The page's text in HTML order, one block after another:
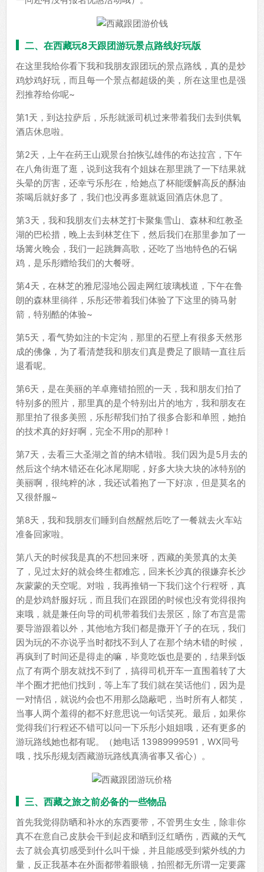
二、在西藏玩8天跟团游玩景点路线好玩版
在这里我给你看下我和我朋友跟团玩的景点路线，真的是炒
鸡炒鸡好玩，而且每一个景点都超级的美，所在这里也是强
烈推荐给你呢~
第1天，到达拉萨后，乐彤就派司机过来带着我们去到供氧
酒店休息啦。
第2天，上午在药王山观景台拍恢弘雄伟的布达拉宫，下午
在八角街逛了逛，说到这我有个姐妹在那里跳了一下结果就
头晕的厉害，还幸亏乐彤在，给她点了杯能缓解高反的酥油
茶喝后就好多了，我们也没再多逛就返回酒店休息了。
第3天，我和我朋友们去林芝打卡聚集雪山、森林和红教圣
湖的巴松措，晚上去到林芝住下，然后我们在那里参加了一
场篝火晚会，我们一起跳舞高歌，还吃了当地特色的石锅
鸡，是乐彤赠给我们的大餐呀。
第4天，在林芝的雅尼湿地公园走网红玻璃栈道，下午在鲁
朗的森林里徜徉，乐彤还带着我们体验了下这里的骑马射
箭，特别酷的体验~
第5天，看气势如注的卡定沟，那里的石壁上有很多天然形
成的佛像，为了看清楚我和朋友们真是费足了眼睛一直往后
退看呢。
第6天，是在美丽的羊卓雍错拍照的一天，我和朋友们拍了
特别多的照片，那里真的是个特别出片的地方，我和朋友在
那里拍了很多美照，乐彤帮我们拍了很多合影和单照，她拍
的技术真的好好啊，完全不用p的那种！
第7天，去看三大圣湖之首的纳木错啦。我们因为是5月去的
然后这个纳木错还在化冰尾期呢，好多大块大块的冰特别的
美丽啊，很纯粹的冰，我还试着抱了一下好凉，但是莫名的
又很舒服~
第8天，我和我朋友们睡到自然醒然后吃了一餐就去火车站
准备回家啦。
第八天的时候我是真的不想回来呀，西藏的美景真的太美
了，见过太好的就会终生都难忘，回来长沙真的很嫌弃长沙
灰蒙蒙的天空呢。对啦，我再推销一下我们这个行程呀，真
的是炒鸡舒服好玩，而且我们在跟团的时候也没有觉得很拘
束哦，就是兼任向导的司机带着我们去景区，除了布宫是需
要导游跟着以外，其他地方我们都是撒开丫子的在玩，我们
因为玩的不亦说乎当时都找不到人了在那个纳木错的时候，
再疯到了时间还是得走的嘛，毕竟吃饭也是要的，结果到饭
点了有两个朋友就找不到了，搞得司机开车一直围着转了大
半个圈才把他们找到，等上车了我们就在笑话他们，因为是
一对情侣，就说约会也不用那么隐蔽吧，当时所有人都笑，
当事人两个羞得的都不好意思说一句话笑死。最后，如果你
觉得我们行程还不错可以问一下乐彤小姐姐哦，还有更多的
游玩路线她也都有呢。（她电话 13989999591，WX同号
哦，找乐彤规划西藏游玩路线真滴省事又省心）。
三、西藏之旅之前必备的一些物品
首先我觉得防晒和补水的东西要带，不管男生女生，除非你
真不在意自己皮肤会干到起皮和晒到泛红晒伤，西藏的天气
去了就会真切感受到什么叫干燥，并且能感受到紫外线的力
量，反正我基本在外面都带着眼镜，拍照都无所谓一定要露